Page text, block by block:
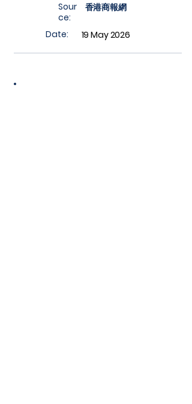
Sour
ce:
香港商報網
Date: 19 May 2026